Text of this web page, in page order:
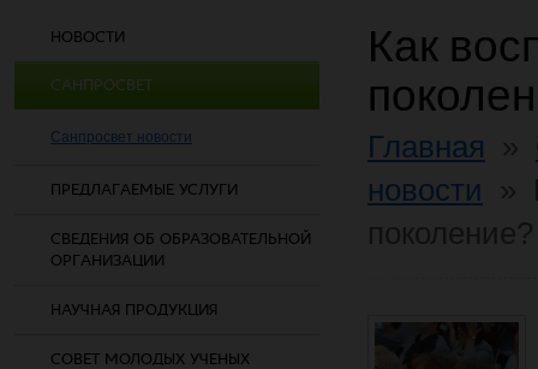
НОВОСТИ
САНПРОСВЕТ
Санпросвет новости
ПРЕДЛАГАЕМЫЕ УСЛУГИ
СВЕДЕНИЯ ОБ ОБРАЗОВАТЕЛЬНОЙ
ОРГАНИЗАЦИИ
НАУЧНАЯ ПРОДУКЦИЯ
СОВЕТ МОЛОДЫХ УЧЕНЫХ
Как
Главная
новости